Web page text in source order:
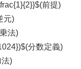
前提)
元)
法)
分数定義)
)